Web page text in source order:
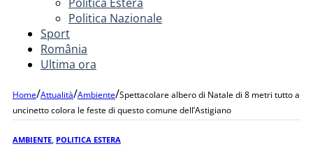
Politica Nazionale
Sport
România
Ultima ora
Home/Attualità/Ambiente/Spettacolare albero di Natale di 8 metri tutto a
uncinetto colora le feste di questo comune dell’Astigiano
AMBIENTE POLITICA ESTERA